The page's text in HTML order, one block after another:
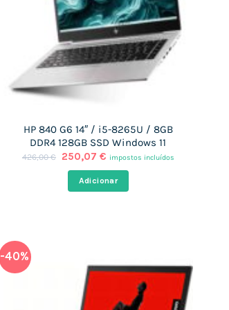
HP 840 G6 14″ / i5-8265U / 8GB
DDR4 128GB SSD Windows 11
426,00€
O
original
era:
250,07 €O
atual
é:
impostos incluídos
Adicionar
-40%